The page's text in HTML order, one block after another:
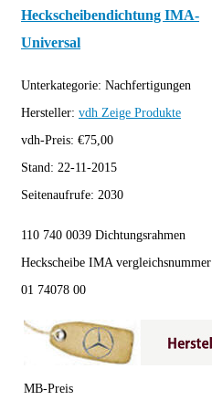
Heckscheibendichtung IMA-
Universal
Unterkategorie: Nachfertigungen
Hersteller: vdh Zeige Produkte
vdh-Preis: €75,00
Stand: 22-11-2015
Seitenaufrufe: 2030
110 740 0039 Dichtungsrahmen
Heckscheibe IMA vergleichsnummer
01 74078 00
MB-Preis